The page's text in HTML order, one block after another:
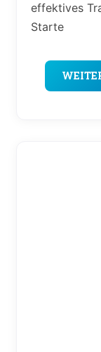
effektives
Starte